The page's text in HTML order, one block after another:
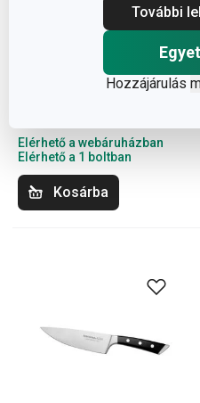
További
Hozzájárulás
PRECIOSO szakácskés
Elérhető a webáruházban
Elérhető a 1 boltban
Kosárba